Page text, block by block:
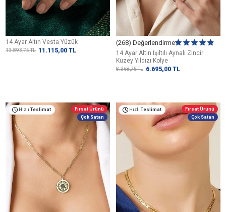
14 Ayar Altın Vesta Yüzük
13.893,75TL 11.115,00 TL
(268) Değerlendirme
14 Ayar Altın Işıltılı Aynalı Zincir
Kuzey Yıldızı Kolye
8.368,75TL 6.695,00 TL
Hızlı Teslimat
Fırsat Ürünü
Çok Satan
Hızlı Teslimat
Fırsat Ürünü
Çok Satan